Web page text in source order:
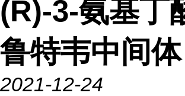
(R)-3-氨基丁
鲁特韦中间体
2021-12-24